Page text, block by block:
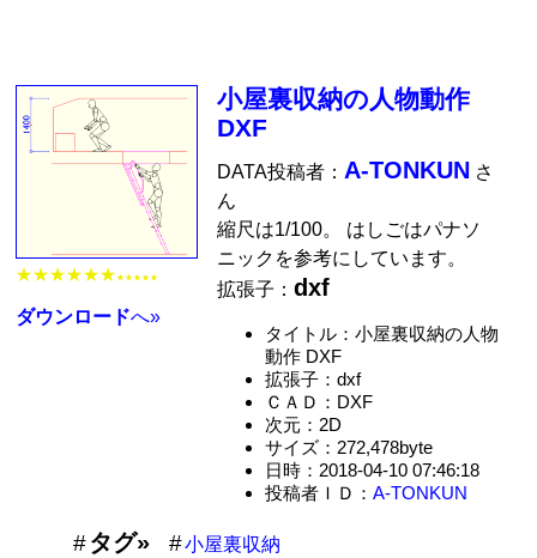
★★★★★★ ★★★★★
ダウンロードへ»
小屋裏収納の人物動作
DXF
DATA投稿者： A-TONKUN さ
ん
縮尺は1/100。 はしごはパナソ
ニックを参考にしています。
拡張子：dxf
タイトル：小屋裏収納の人物
動作 DXF
拡張子：dxf
ＣＡＤ：DXF
次元：2D
サイズ：272,478byte
日時：2018-04-10 07:46:18
投稿者ＩＤ： A-TONKUN
タグ» 小屋裏収納